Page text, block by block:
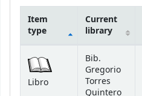
Item
type
Current
library
Libro
Bib.
Gregorio
Torres
Quintero